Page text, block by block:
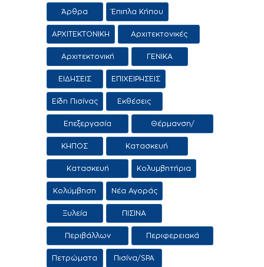
Άρθρα Έπιπλα Κήπου
ΑΡΧΙΤΕΚΤΟΝΙΚΗ
Αρχιτεκτονικές
προτάσεις
Αρχιτεκτονική
Τοπίου
ΓΕΝΙΚΑ
ΕΙΔΗΣΕΙΣ ΕΠΙΧΕΙΡΗΣΕΙΣ
Είδη Πισίνας Εκθέσεις
Επεξεργασία
Νερού
Θέρμανση/
Αφύγρανση
ΚΗΠΟΣ
Κατασκευή
εμπορία αιθρίων
Κατασκευή
εμπορία
κολυμβητικών
δεξαμενών
Κολυμβητήρια
Κολύμβηση Νέα Αγοράς
Ξυλεία ΠΙΣΙΝΑ
Περιβάλλων
χώρος
Περιφερειακά
προϊόντα /
Πετρώματα Πισίνα/SPA